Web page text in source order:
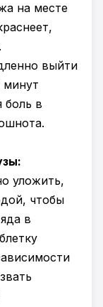
на месте
выйти
минут
боль в
уложить,
чтобы
в